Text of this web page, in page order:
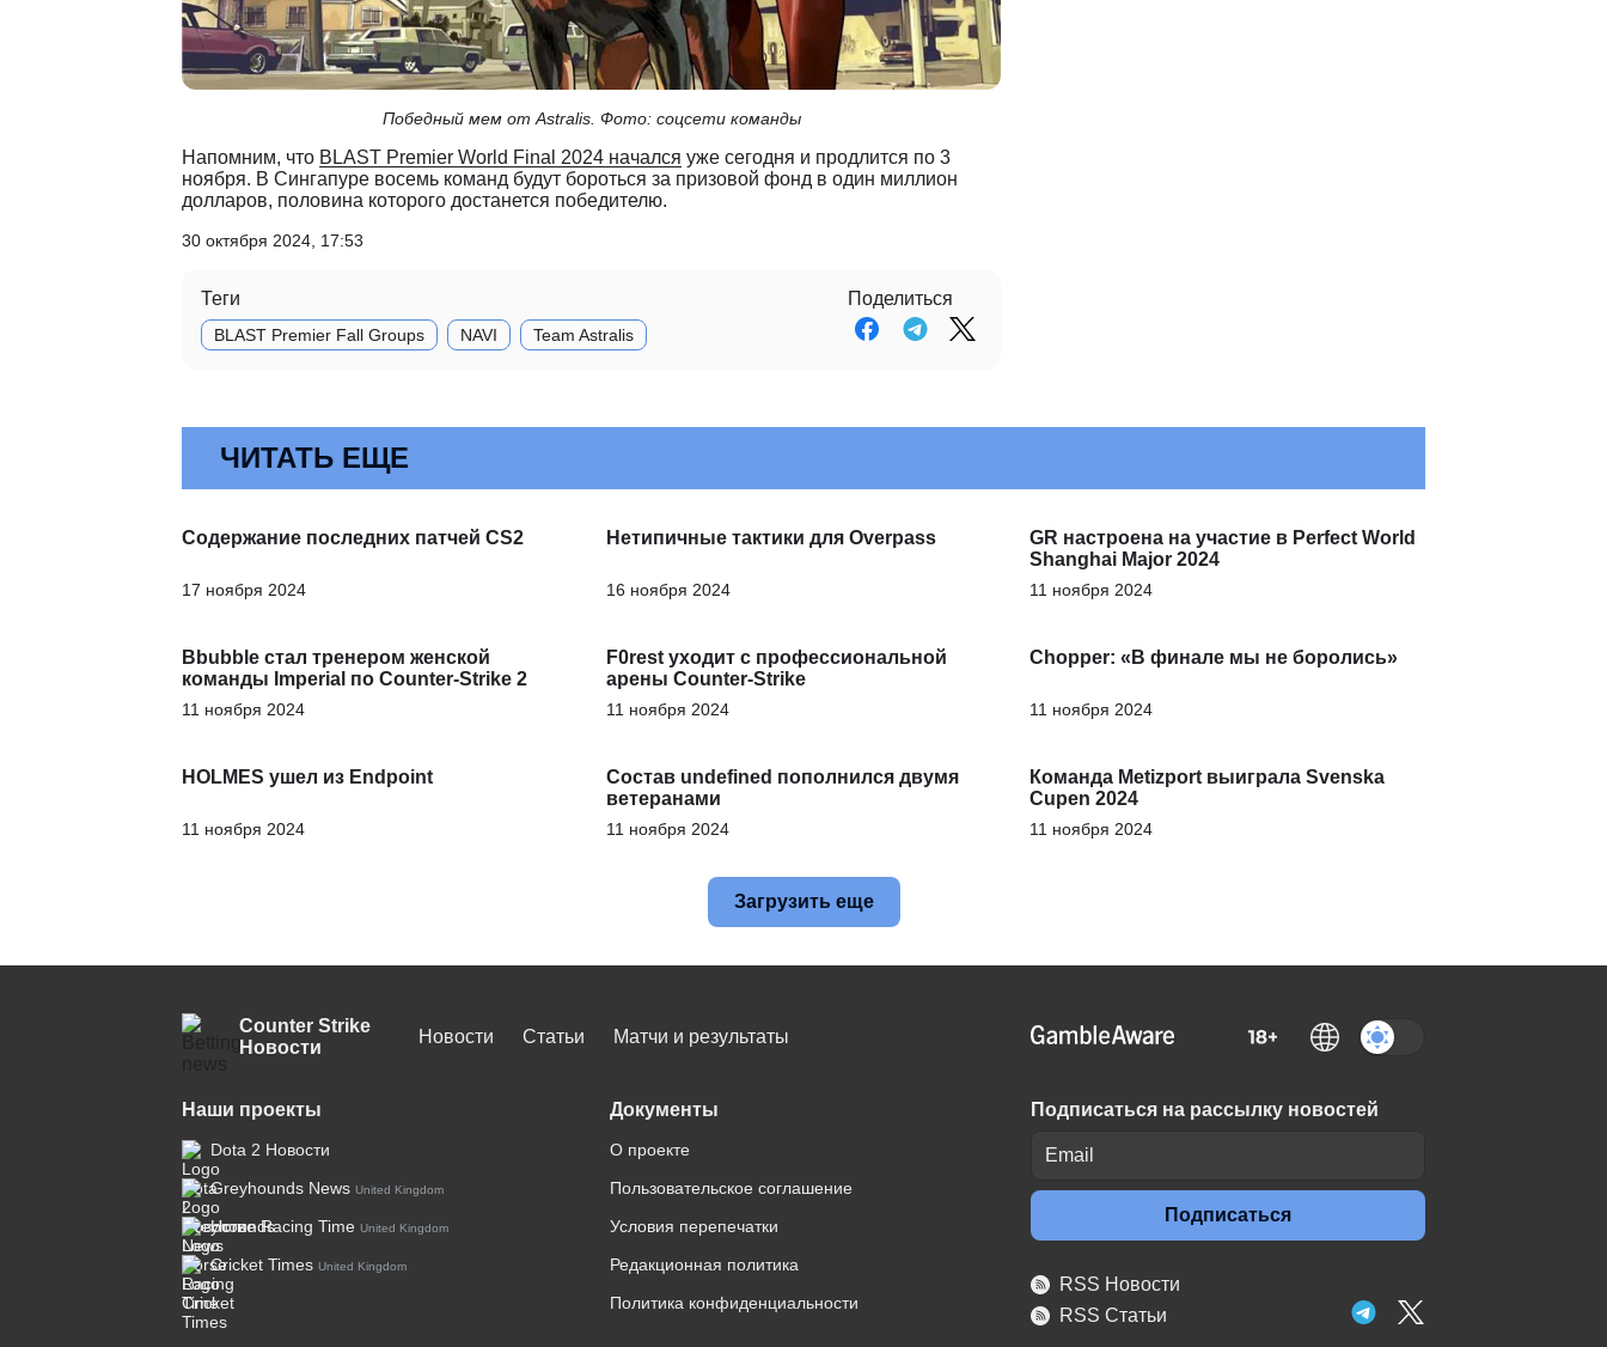
Победный мем от Astralis. Фото: соцсети команды
Напомним, что BLAST Premier World Final 2024 начался уже сегодня и продлится по 3
ноября. В Сингапуре восемь команд будут бороться за призовой фонд в один миллион
долларов, половина которого достанется победителю.
30 октября 2024, 17:53
Теги
BLAST Premier Fall Groups NAVI Team Astralis
Поделиться
ЧИТАТЬ ЕЩЕ
Содержание последних патчей CS2
17 ноября 2024
Нетипичные тактики для Overpass
16 ноября 2024
GR настроена на участие в Perfect World
Shanghai Major 2024
11 ноября 2024
Bbubble стал тренером женской
команды Imperial по Counter-Strike 2
11 ноября 2024
F0rest уходит с профессиональной
арены Counter-Strike
11 ноября 2024
Chopper: «В финале мы не боролись»
11 ноября 2024
HOLMES ушел из Endpoint
11 ноября 2024
Состав undefined пополнился двумя
ветеранами
11 ноября 2024
Команда Metizport выиграла Svenska
Cupen 2024
11 ноября 2024
Загрузить еще
Counter Strike
Новости
Новости Статьи Матчи и результаты
Наши проекты
Dota 2 Новости
Greyhounds News United Kingdom
Horse Racing Time United Kingdom
Cricket Times United Kingdom
Документы
О проекте
Пользовательское соглашение
Условия перепечатки
Редакционная политика
Политика конфиденциальности
RSS Новости
RSS Статьи
Подписаться на рассылку новостей
Подписаться